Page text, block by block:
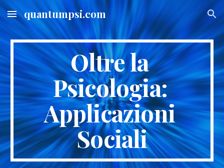
Skip to main content Skip to navigation
quantumpsi.com
Oltre la
Psicologia:
Applicazioni
Sociali